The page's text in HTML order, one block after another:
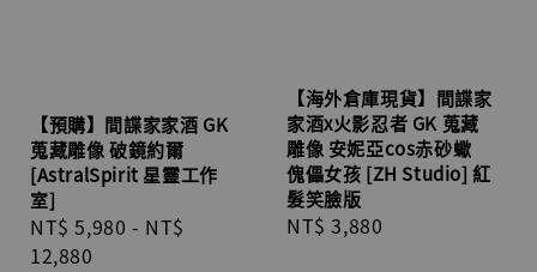
【預購】間諜家家酒 GK
蒐藏雕像 破鏡約爾
[AstralSpirit 星靈工作
室]
Regular
price
NT$ 5,980 - NT$
12,880
【海外倉庫現貨】間諜家
家酒x火影忍者 GK 蒐藏
雕像 安妮亞cos赤砂蠍
傀儡女孩 [ZH Studio] 紅
髮笑臉版
Regular
NT$ 3,880